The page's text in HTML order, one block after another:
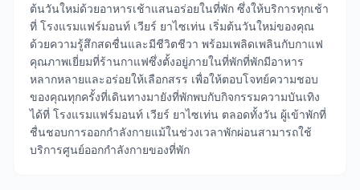
ต้นวันใหม่ด้วยอาหารเช้าแสนอร่อยในที่พัก ซึ่งให้บริการทุกเช้า
ที่ โรงแรมแฟร์มอนท์ เวียร์ ยาไซเท่น เริ่มต้นวันใหม่ของคุณ
ด้วยความรู้สึกสดชื่นและมีชีวิตชีวา พร้อมเพลิดเพลินกับกาแฟ
คุณภาพเยี่ยมที่ร้านกาแฟซึ่งตั้งอยู่ภายในที่พักที่พักมีอาหาร
หลากหลายและอร่อยให้เลือกสรร เพื่อให้ตอบโจทย์ความชอบ
ของคุณทุกครั้งที่เดินทางมายังที่พักพบกับกิจกรรมความบันเทิง
ได้ที่ โรงแรมแฟร์มอนท์ เวียร์ ยาไซเท่น ตลอดทั้งวัน ผู้เข้าพักที่
ชื่นชอบการออกกำลังกายแม้ในช่วงเวลาพักผ่อนสามารถใช้
บริการศูนย์ออกกำลังกายของที่พัก